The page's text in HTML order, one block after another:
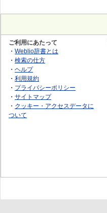
ご利用にあたって
・ Weblio辞書とは
・ 検索の仕方
・ ヘルプ
・ 利用規約
・ プライバシーポリシー
・ サイトマップ
・ クッキー・アクセスデータに
ついて